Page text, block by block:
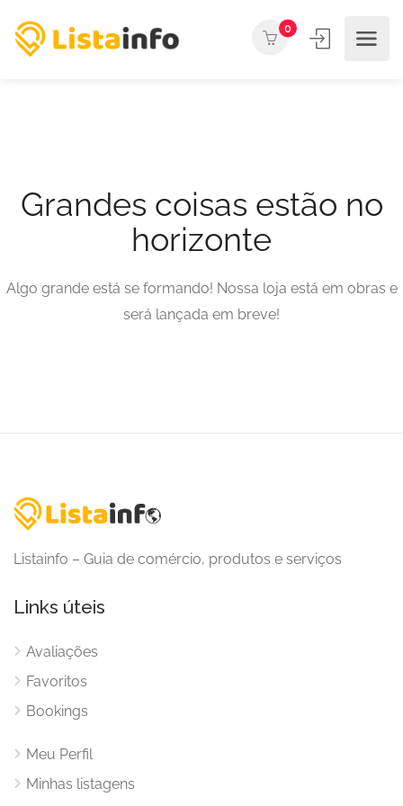
0
Grandes coisas estão no
horizonte
Algo grande está se formando! Nossa loja está em obras e
será lançada em breve!
Listainfo – Guia de comércio, produtos e serviços
Links úteis
Avaliações
Favoritos
Bookings
Meu Perfil
Minhas listagens